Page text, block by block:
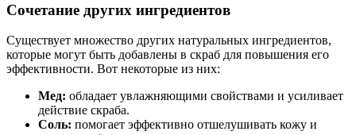
Сочетание других ингредиентов
Существует множество других натуральных ингредиентов,
которые могут быть добавлены в скраб для повышения его
эффективности. Вот некоторые из них:
Мед: обладает увлажняющими свойствами и усиливает
действие скраба.
Соль: помогает эффективно отшелушивать кожу и